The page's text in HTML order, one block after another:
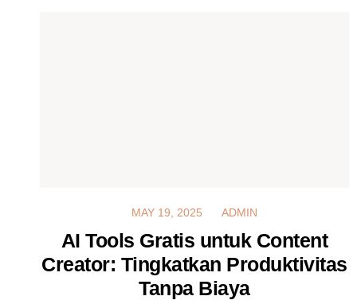
MAY 19, 2025
MAY 19, 2025 ADMIN
AI Tools Gratis untuk Content
Creator: Tingkatkan Produktivitas
Tanpa Biaya